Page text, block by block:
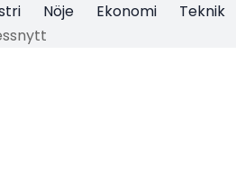
Nöje Ekonomi
Teknik